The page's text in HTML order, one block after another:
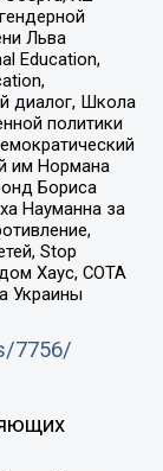
Льва
Education,
диалог, Школа
политики
им Нормана
Бориса
Науманна за
Stop
Хаус, СОТА
Украины
7756/